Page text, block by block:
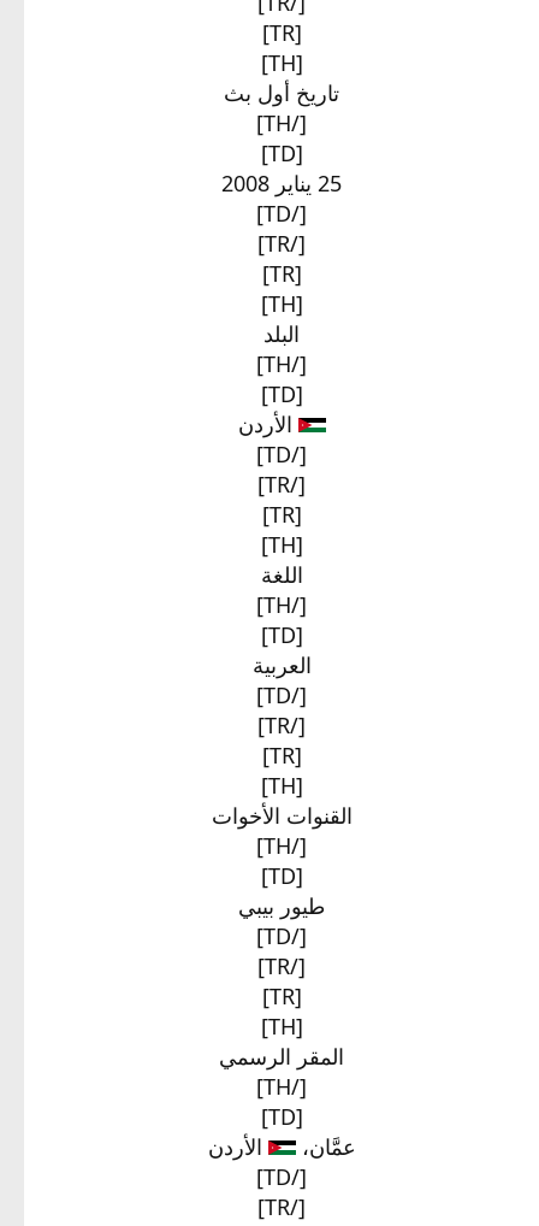
[TR]
[TH]
تاريخ أول بث​
[/TH]
[TD]
25 يناير 2008​
[/TD]
[/TR]
[TR]
[TH]
البلد​
[/TH]
[TD]
الأردن​
[/TD]
[/TR]
[TR]
[TH]
اللغة​
[/TH]
[TD]
العربية​
[/TD]
[/TR]
[TR]
[TH]
القنوات الأخوات​
[/TH]
[TD]
طيور بيبي​
[/TD]
[/TR]
[TR]
[TH]
المقر الرسمي​
[/TH]
[TD]
عمَّان،
الأردن​
[/TD]
[/TR]